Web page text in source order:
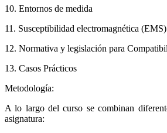
10. Entornos de medida
11. Susceptibilidad electromagnética (EMS)
12. Normativa y legislación para
13. Casos Prácticos
Metodología:
A lo largo del curso se combinan
asignatura: